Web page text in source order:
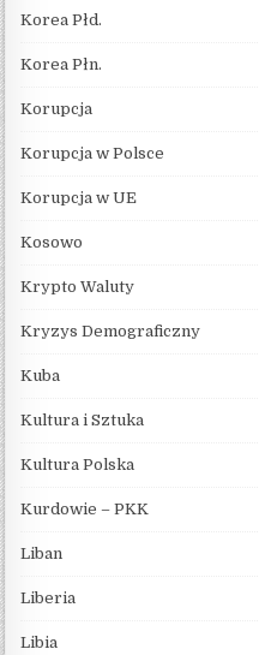
Korea Płd.
Korea Płn.
Korupcja
Korupcja w Polsce
Korupcja w UE
Kosowo
Krypto Waluty
Kryzys Demograficzny
Kuba
Kultura i Sztuka
Kultura Polska
Kurdowie – PKK
Liban
Liberia
Libia